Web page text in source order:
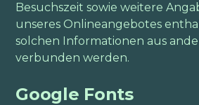
Besuchszeit sowie weitere
unseres Onlineangebotes
solchen Informationen aus
verbunden werden.
Google Fonts